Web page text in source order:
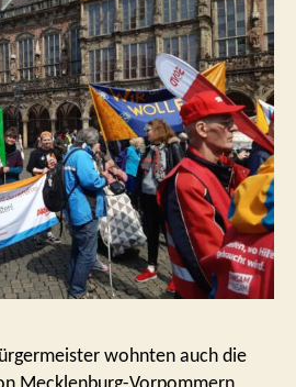
wohnten auch die